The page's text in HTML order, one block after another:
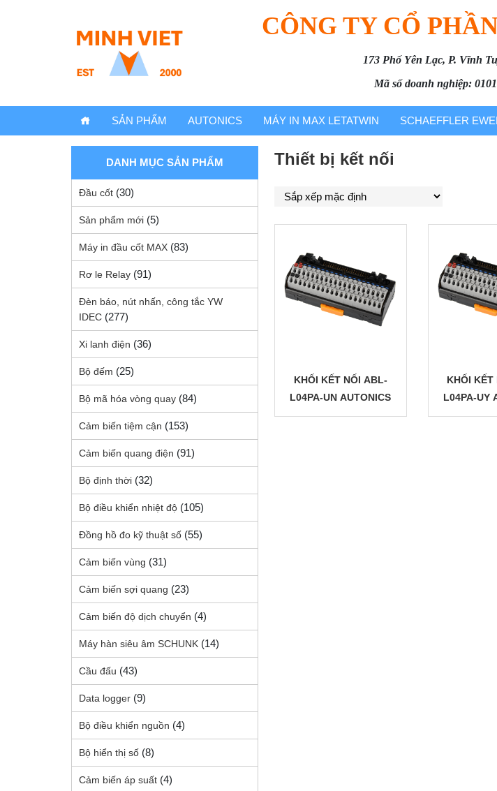
CÔNG TY CỔ
173 Phố Yên Lạc, P. Vĩnh
Mã số doanh nghiệp:
SẢN PHẨM AUTONICS MÁY IN MAX LETATWIN SCHAEFFLER
Thiết bị kết nối
KHỐI KẾT NỐI ABL-
L04PA-UN AUTONICS
KHỐI KẾT
L04PA-UY
DANH MỤC SẢN PHẨM
Đầu cốt (30)
Sản phẩm mới (5)
Máy in đầu cốt MAX (83)
Rơ le Relay (91)
Đèn báo, nút nhấn, công tắc YW
IDEC (277)
Xi lanh điện (36)
Bộ đếm (25)
Bộ mã hóa vòng quay (84)
Cảm biến tiệm cận (153)
Cảm biến quang điện (91)
Bộ định thời (32)
Bộ điều khiển nhiệt độ (105)
Đồng hồ đo kỹ thuật số (55)
Cảm biến vùng (31)
Cảm biến sợi quang (23)
Cảm biến độ dịch chuyển (4)
Máy hàn siêu âm SCHUNK (14)
Cầu đấu (43)
Data logger (9)
Bộ điều khiển nguồn (4)
Bộ hiển thị số (8)
Cảm biến áp suất (4)